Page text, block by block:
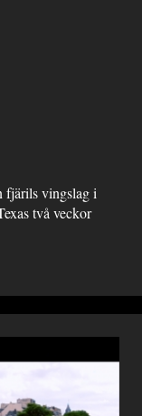
fjärils vingslag i
två veckor